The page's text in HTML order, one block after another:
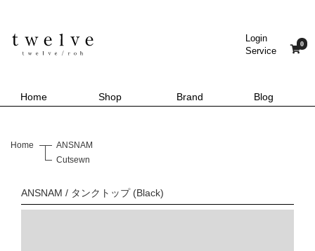
Login
Service
0
Home Shop Brand Blog
Home
ANSNAM
Cutsewn
ANSNAM / タンクトップ (Black)